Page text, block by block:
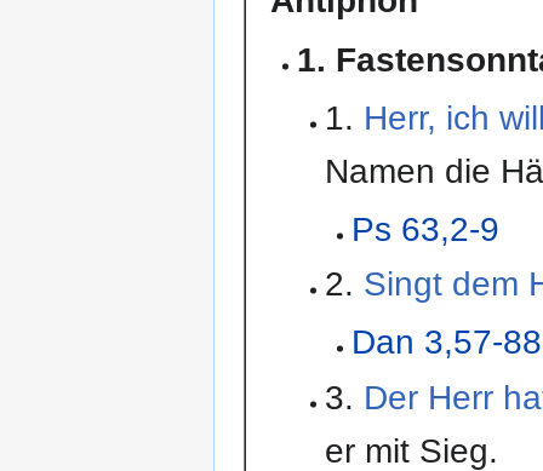
1.
1. Herr, ich
Namen die
Ps 63,2-9
2. Singt dem
Dan 3,57-88
3. Der Herr
er mit Sieg.